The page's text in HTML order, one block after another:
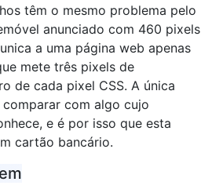
têm o mesmo problema pelo
anunciado com 460 pixels
a uma página web apenas
mete três pixels de
de cada pixel CSS. A única
comparar com algo cujo
e é por isso que esta
cartão bancário.